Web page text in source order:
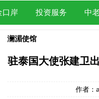
口岸 投资服务 中
澜湄使馆
驻泰国大使张建卫
作者